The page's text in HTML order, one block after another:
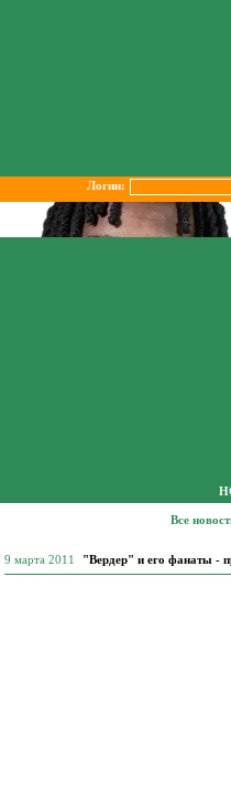
Логин:
Все
9 марта 2011 "Вердер" и его фанаты -